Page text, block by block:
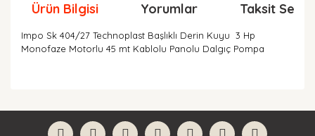
Ürün Bilgisi Yorumlar Taksit
Impo Sk 404/27 Technoplast Başlıklı Derin Kuyu 3 Hp
Monofaze Motorlu 45 mt Kablolu Panolu Dalgıç Pompa
formunu kullanarak tarafımıza iletebilirsiniz.
Görüş ve önerileriniz için teşekkür ederiz.